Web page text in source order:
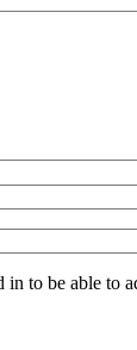
in to be able to